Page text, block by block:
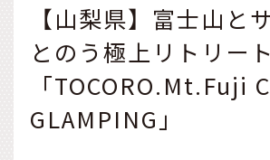
【山梨県】富士山と
とのう極上リトリート
「TOCORO.Mt.Fuji
GLAMPING」